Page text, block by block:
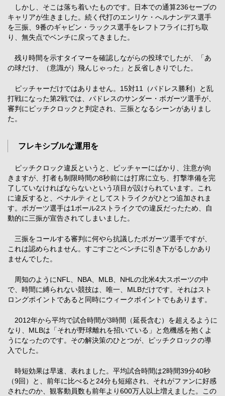
しかし、そこは落ち着いたものです。日本での通算236セーブの
キャリアが生きました。続く代打のエンリケ・へルナンデス選手
を三振、9番のギャビン・ラックス選手をレフトフライに打ち取
り、無失点でベンチに戻ってきました。
残り時間を示すタイマーを確認しながらの投球でしたが、「あ
の球だけ、（意識が）飛んじゃった」と反省しきりでした。
ピッチャーだけではありません。15対11（パドレス勝利）と乱
打戦になった第2戦では、パドレスのサンダー・ボガーツ選手が、
審判にピッチクロックと判定され、三振となるシーンがありまし
た。
フレキシブルな運用を
ピッチクロック違反というと、ピッチャーにばかり、注意が向
きますが、打者も制限時間の8秒前には打席に立ち、打撃準備を完
了していなければならないという項目が設けられています。これ
に違反すると、ペナルティとしてストライクがひとつ追加されま
す。ボガーツ選手は1ボール2ストライクでの違反だったため、自
動的に三振が宣告されてしまいました。
三振をコールする審判に何やら抗議したボガーツ選手ですが、
これは認められません。すごすごとベンチに引き下がるしかあり
ませんでした。
周知のようにNFL、NBA、MLB、NHLの北米4大スポーツの中
で、時間に縛られない競技は、唯一、MLBだけです。それはスト
ロングポイントであると同時にウィークポイントでもあります。
2012年から平均で試合時間が3時間（延長含む）を超えるように
なり、MLBは「それが野球離れを招いている」と危機感を抱くよ
うになったのです。その解決策のひとつが、ピッチクロックの導
入でした。
時短効果は早速、表れました。平均試合時間は2時間39分40秒
（9回）と、前年に比べると24分も短縮され、それがファンに好感
されたのか、観客動員数も前年より600万人以上増えました。この